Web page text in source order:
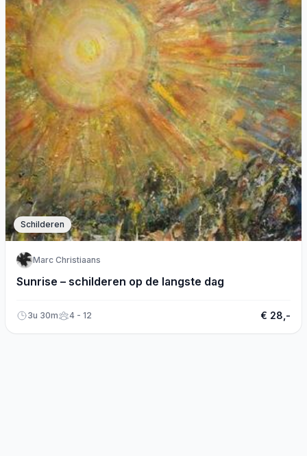
Schilderen
Marc Christiaans
Sunrise – schilderen op de langste dag
3u 30m 4 - 12 € 28,-